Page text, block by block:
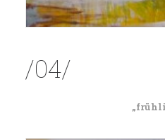
/04/